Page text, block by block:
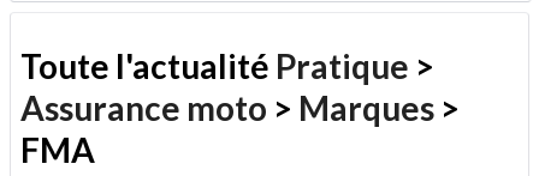
Toute l'actualité Pratique >
Assurance moto > Marques >
FMA